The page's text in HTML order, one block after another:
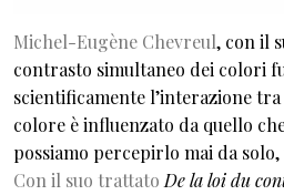
Michel-Eugène Chevreul, con il
contrasto simultaneo dei colori
scientificamente l’interazione
colore è influenzato da quello
possiamo percepirlo mai da
Con il suo trattato De la loi du